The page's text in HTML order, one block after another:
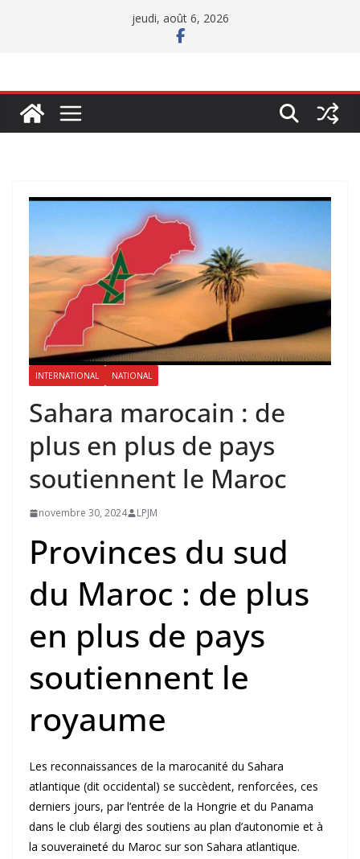
jeudi, août 6, 2026
INTERNATIONAL NATIONAL
Sahara marocain : de
plus en plus de pays
soutiennent le Maroc
novembre 30, 2024 LPJM
Provinces du sud
du Maroc : de plus
en plus de pays
soutiennent le
royaume
Les reconnaissances de la marocanité du Sahara
atlantique (dit occidental) se succèdent, renforcées, ces
derniers jours, par l’entrée de la Hongrie et du Panama
dans le club élargi des soutiens au plan d’autonomie et à
la souveraineté du Maroc sur son Sahara atlantique.